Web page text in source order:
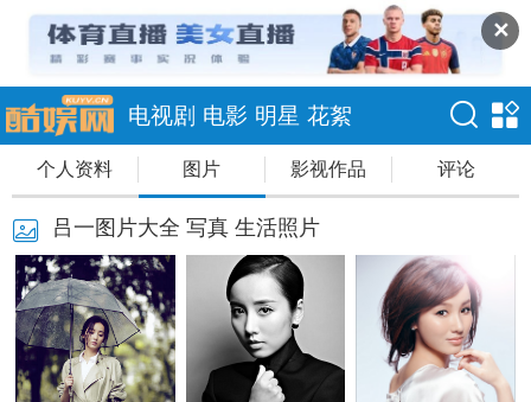
✕
电视剧 电影 明星 花絮
个人资料 图片 影视作品 评论
吕一图片大全 写真 生活照片